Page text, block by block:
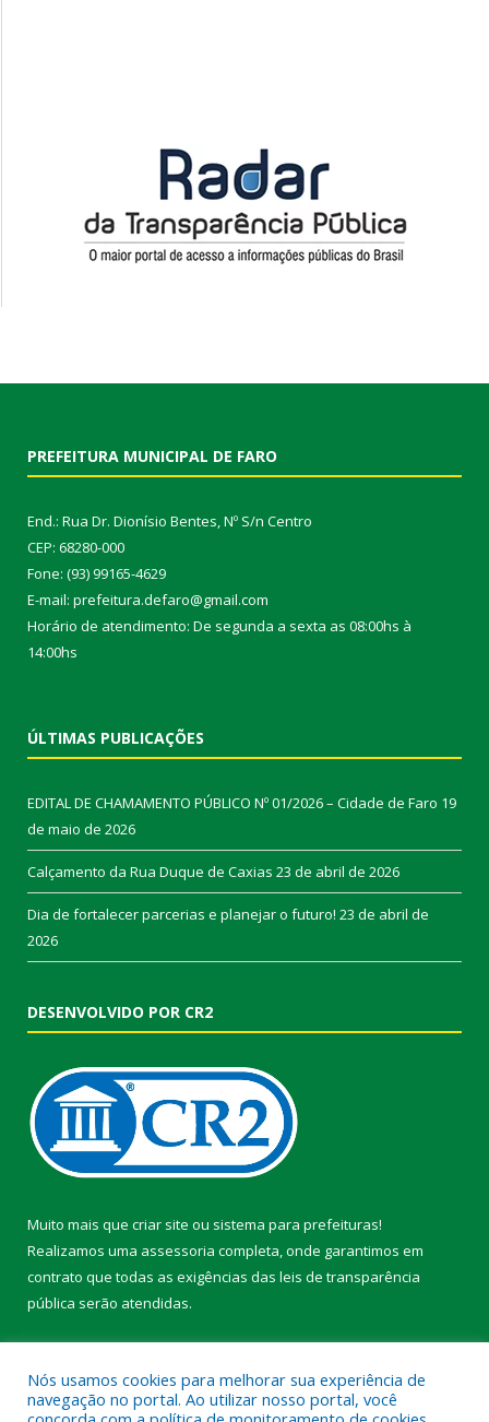
PREFEITURA MUNICIPAL DE FARO
End.: Rua Dr. Dionísio Bentes, Nº S/n Centro
CEP: 68280-000
Fone: (93) 99165-4629
E-mail: prefeitura.defaro@gmail.com
Horário de atendimento: De segunda a sexta as 08:00hs à
14:00hs
ÚLTIMAS PUBLICAÇÕES
EDITAL DE CHAMAMENTO PÚBLICO Nº 01/2026 – Cidade de Faro 19
de maio de 2026
Calçamento da Rua Duque de Caxias 23 de abril de 2026
Dia de fortalecer parcerias e planejar o futuro! 23 de abril de
2026
DESENVOLVIDO POR CR2
Muito mais que criar site ou sistema para prefeituras!
Realizamos uma assessoria completa, onde garantimos em
contrato que todas as exigências das leis de transparência
pública serão atendidas.
Nós usamos cookies para melhorar sua experiência de
navegação no portal. Ao utilizar nosso portal, você